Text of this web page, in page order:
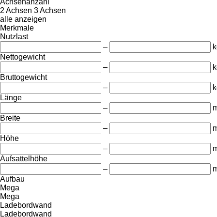
2 Achsen 3 Achsen
alle anzeigen
Merkmale
Nutzlast
–
Nettogewicht
–
Bruttogewicht
–
Länge
–
Breite
–
Höhe
–
Aufsattelhöhe
–
Aufbau
Mega
Mega
Ladebordwand
Ladebordwand